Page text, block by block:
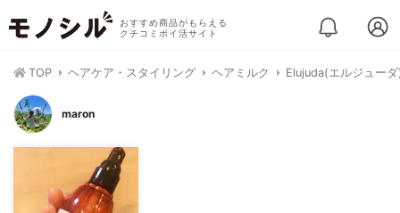
おすすめ商品がもらえる
クチコミポイ活サイト
TOP ヘアケア・スタイリング ヘアミルク Elujuda(エルジュー
maron